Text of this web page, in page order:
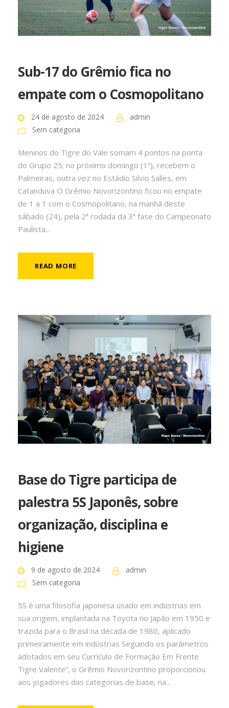
Sub-17 do Grêmio fica no
empate com o Cosmopolitano
24 de agosto de 2024
admin
Sem categoria
Meninos do Tigre do Vale somam 4 pontos na ponta
do Grupo 25; no próximo domingo (1º), recebem o
Palmeiras, outra vez no Estádio Silvio Salles, em
Catanduva O Grêmio Novorizontino ficou no empate
de 1 a 1 com o Cosmopolitano, na manhã deste
sábado (24), pela 2ª rodada da 3ª fase do Campeonato
Paulista...
READ MORE
Base do Tigre participa de
palestra 5S Japonês, sobre
organização, disciplina e
higiene
9 de agosto de 2024
admin
Sem categoria
5S é uma filosofia japonesa usado em indústrias em
sua origem, implantada na Toyota no Japão em 1950 e
trazida para o Brasil na década de 1980, aplicado
primeiramente em indústrias Seguindo os parâmetros
adotados em seu Currículo de Formação Em Frente
Tigre Valente”, o Grêmio Novorizontino proporcionou
aos jogadores das categorias de base, na...